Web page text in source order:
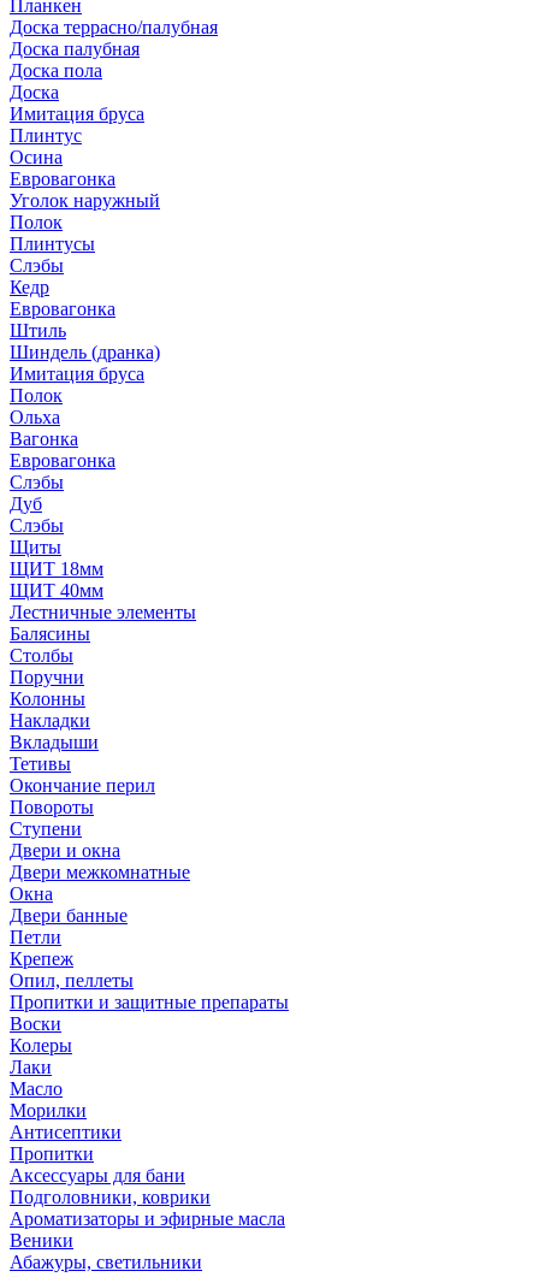
Планкен
Доска террасно/палубная
Доска палубная
Доска пола
Доска
Имитация бруса
Плинтус
Осина
Евровагонка
Уголок наружный
Полок
Плинтусы
Слэбы
Кедр
Евровагонка
Штиль
Шиндель (дранка)
Имитация бруса
Полок
Ольха
Вагонка
Евровагонка
Слэбы
Дуб
Слэбы
Щиты
ЩИТ 18мм
ЩИТ 40мм
Лестничные элементы
Балясины
Столбы
Поручни
Колонны
Накладки
Вкладыши
Тетивы
Окончание перил
Повороты
Ступени
Двери и окна
Двери межкомнатные
Окна
Двери банные
Петли
Крепеж
Опил, пеллеты
Пропитки и защитные препараты
Воски
Колеры
Лаки
Масло
Морилки
Антисептики
Пропитки
Аксессуары для бани
Подголовники, коврики
Ароматизаторы и эфирные масла
Веники
Абажуры, светильники